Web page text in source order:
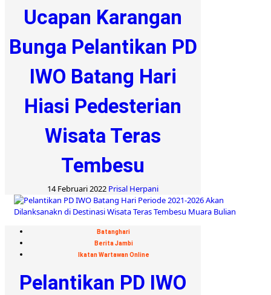
Ucapan Karangan
Bunga Pelantikan PD
IWO Batang Hari
Hiasi Pedesterian
Wisata Teras
Tembesu
14 Februari 2022 Prisal Herpani
Batanghari
Berita Jambi
Ikatan Wartawan Online
Pelantikan PD IWO